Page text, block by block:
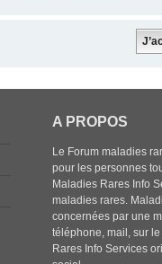
A PROPOS
Le Forum maladies
pour les personnes
Maladies Rares Info
maladies rares.
concernées par une
téléphone, mail, sur
Rares Info Services